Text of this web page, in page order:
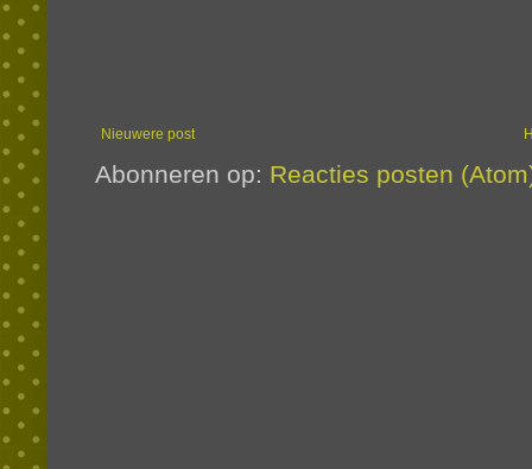
Nieuwere post
Abonneren op: Reacties posten